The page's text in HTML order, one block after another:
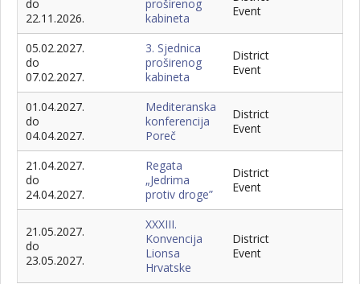
do
22.11.2026.
proširenog
kabineta
Event
05.02.2027.
do
07.02.2027.
3. Sjednica
proširenog
kabineta
District
Event
01.04.2027.
do
04.04.2027.
Mediteranska
konferencija
Poreč
District
Event
21.04.2027.
do
24.04.2027.
Regata
„Jedrima
protiv droge”
District
Event
21.05.2027.
do
23.05.2027.
XXXIII.
Konvencija
Lionsa
Hrvatske
District
Event